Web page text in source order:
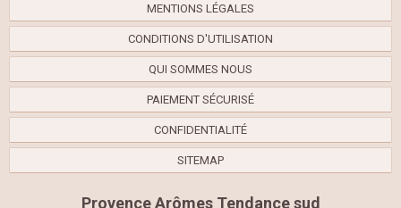
MENTIONS LÉGALES
CONDITIONS D'UTILISATION
QUI SOMMES NOUS
PAIEMENT SÉCURISÉ
CONFIDENTIALITÉ
SITEMAP
Provence Arômes Tendance sud